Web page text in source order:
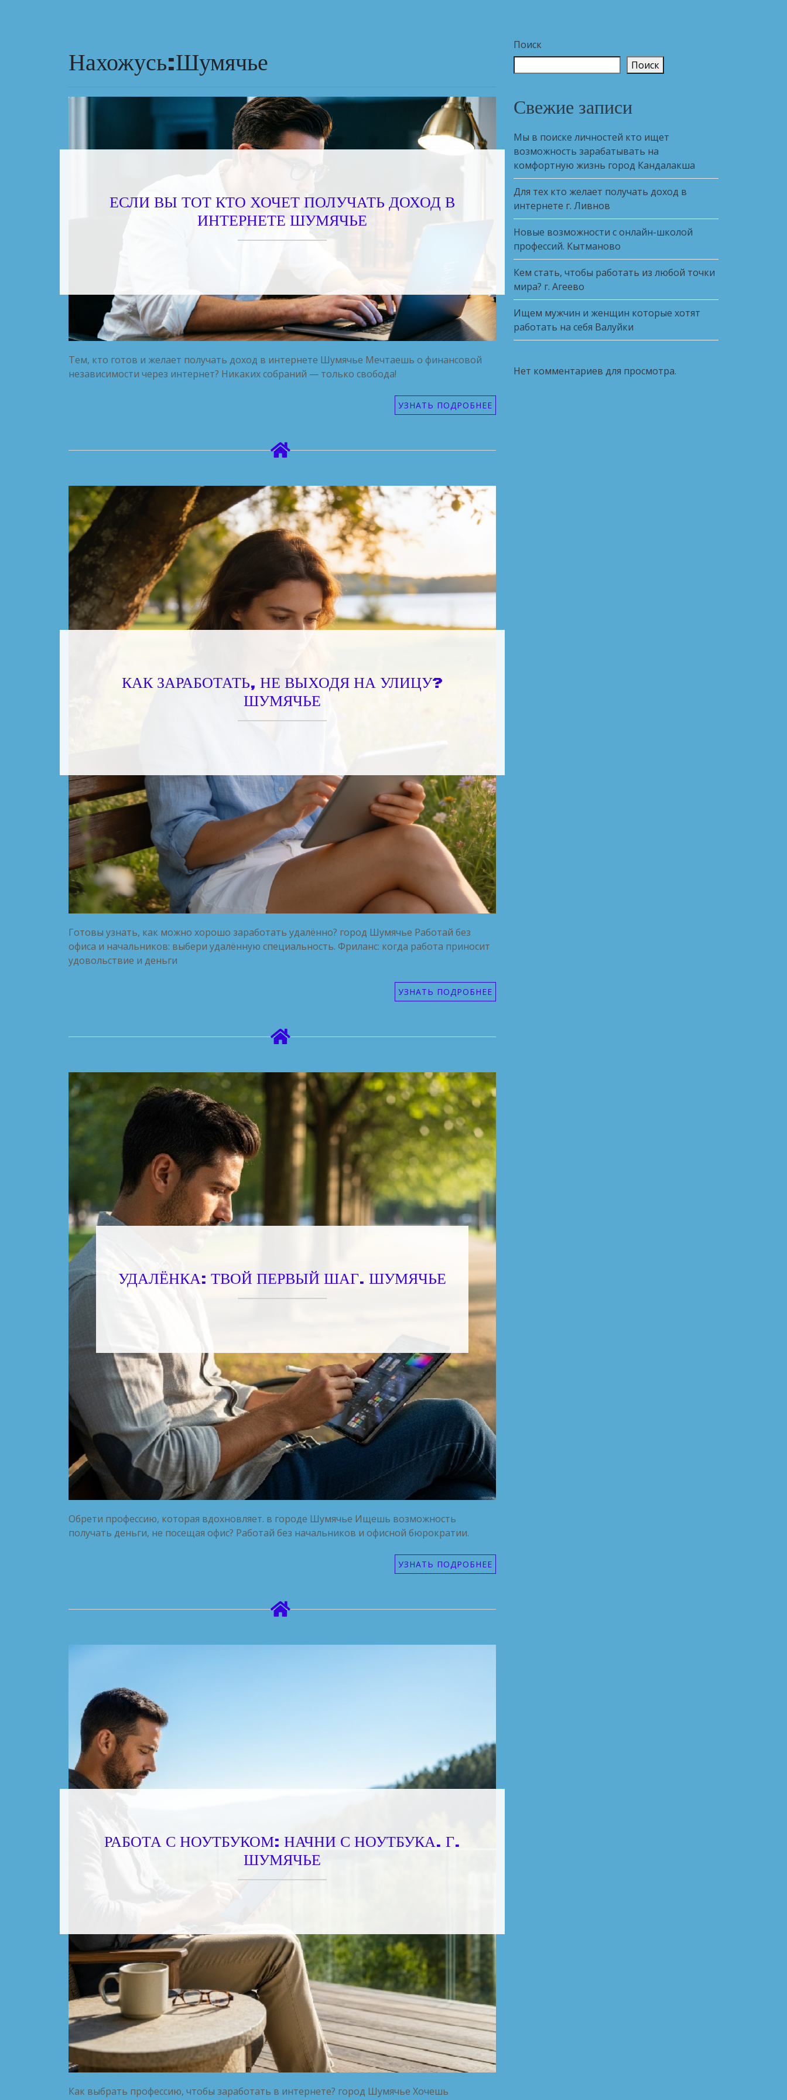
Нахожусь:Шумячье
ЕСЛИ ВЫ ТОТ КТО ХОЧЕТ ПОЛУЧАТЬ ДОХОД В
ИНТЕРНЕТЕ ШУМЯЧЬЕ
Тем, кто готов и желает получать доход в интернете Шумячье Мечтаешь о финансовой
независимости через интернет? Никаких собраний — только свобода!
УЗНАТЬ ПОДРОБНЕЕ
КАК ЗАРАБОТАТЬ, НЕ ВЫХОДЯ НА УЛИЦУ?
ШУМЯЧЬЕ
Готовы узнать, как можно хорошо заработать удалённо? город Шумячье Работай без
офиса и начальников: выбери удалённую специальность. Фриланс: когда работа приносит
удовольствие и деньги
УЗНАТЬ ПОДРОБНЕЕ
УДАЛЁНКА: ТВОЙ ПЕРВЫЙ ШАГ. ШУМЯЧЬЕ
Обрети профессию, которая вдохновляет. в городе Шумячье Ищешь возможность
получать деньги, не посещая офис? Работай без начальников и офисной бюрократии.
УЗНАТЬ ПОДРОБНЕЕ
РАБОТА С НОУТБУКОМ: НАЧНИ С НОУТБУКА. Г.
ШУМЯЧЬЕ
Как выбрать профессию, чтобы заработать в интернете? город Шумячье Хочешь
Поиск
Поиск
Свежие записи
Мы в поиске личностей кто ищет
возможность зарабатывать на
комфортную жизнь город Кандалакша
Для тех кто желает получать доход в
интернете г. Ливнов
Новые возможности с онлайн-школой
профессий. Кытманово
Кем стать, чтобы работать из любой точки
мира? г. Агеево
Ищем мужчин и женщин которые хотят
работать на себя Валуйки
Нет комментариев для просмотра.